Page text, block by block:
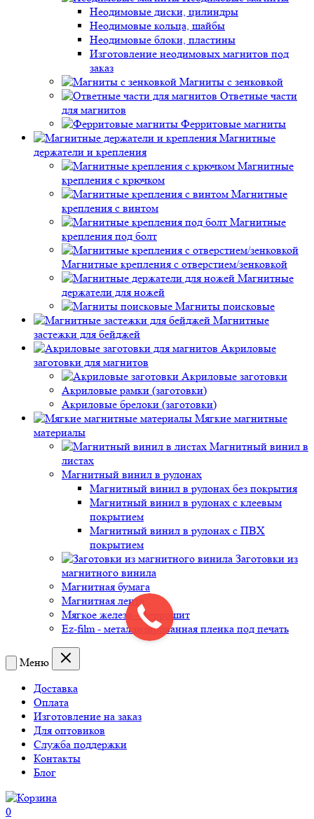
Неодимовые диски, цилиндры
Неодимовые кольца, шайбы
Неодимовые блоки, пластины
Изготовление неодимовых магнитов под
заказ
Магниты с зенковкой
Ответные части
для магнитов
Ферритовые магниты
Магнитные
держатели и крепления
Магнитные
крепления с крючком
Магнитные
крепления с винтом
Магнитные
крепления под болт
Магнитные крепления с отверстием/зенковкой
Магнитные
держатели для ножей
Магниты поисковые
Магнитные
застежки для бейджей
Акриловые
заготовки для магнитов
Акриловые заготовки
Акриловые рамки (заготовки)
Акриловые брелоки (заготовки)
Мягкие магнитные
материалы
Магнитный винил в
листах
Магнитный винил в рулонах
Магнитный винил в рулонах без покрытия
Магнитный винил в рулонах с клеевым
покрытием
Магнитный винил в рулонах с ПВХ
покрытием
Заготовки из
магнитного винила
Магнитная бумага
Магнитная лента
Мягкое железо - феррошит
Ez-film - металлизированная пленка под печать
Меню
Доставка
Оплата
Изготовление на заказ
Для оптовиков
Служба поддержки
Контакты
Блог
0